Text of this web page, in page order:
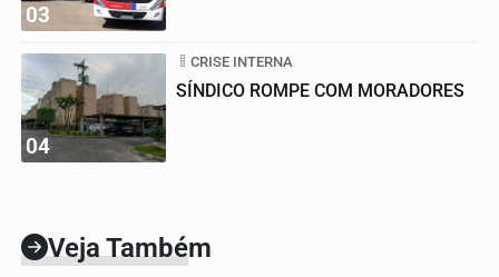
03
04
CRISE INTERNA
SÍNDICO ROMPE COM MORADORES
Veja Também